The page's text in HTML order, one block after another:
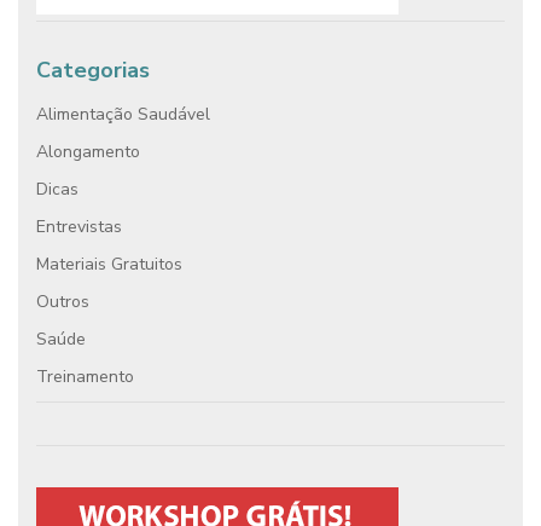
Categorias
Alimentação Saudável
Alongamento
Dicas
Entrevistas
Materiais Gratuitos
Outros
Saúde
Treinamento